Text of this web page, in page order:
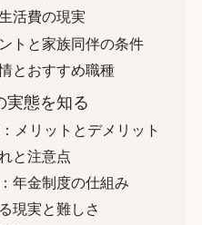
活費の現実
トと家族同伴の条件
とおすすめ職種
実態を知る
メリットとデメリット
と注意点
年金制度の仕組み
現実と難しさ